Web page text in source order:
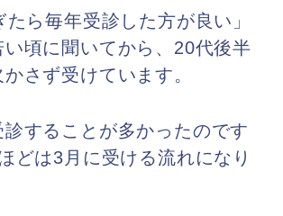
たら毎年受診した方が良い」
い頃に聞いてから、20代後半
さず受けています。
診することが多かったのです
どは3月に受ける流れになり